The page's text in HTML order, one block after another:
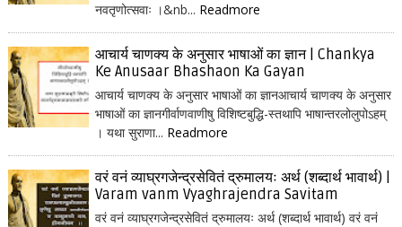
नवतृणोत्सवाः ।&nb... Readmore
आचार्य चाणक्य के अनुसार भाषाओं का ज्ञान | Chankya
Ke Anusaar Bhashaon Ka Gayan
आचार्य चाणक्य के अनुसार भाषाओं का ज्ञानआचार्य चाणक्य के अनुसार
भाषाओं का ज्ञानगीर्वाणवाणीषु विशिष्टबुद्धि-स्तथापि भाषान्तरलोलुपोऽहम्
। यथा सुराणा... Readmore
वरं वनं व्याघ्रगजेन्द्रसेवितं द्रुमालयः अर्थ (शब्दार्थ भावार्थ) |
Varam vanm Vyaghrajendra Savitam
वरं वनं व्याघ्रगजेन्द्रसेवितं द्रुमालयः अर्थ (शब्दार्थ भावार्थ) वरं वनं